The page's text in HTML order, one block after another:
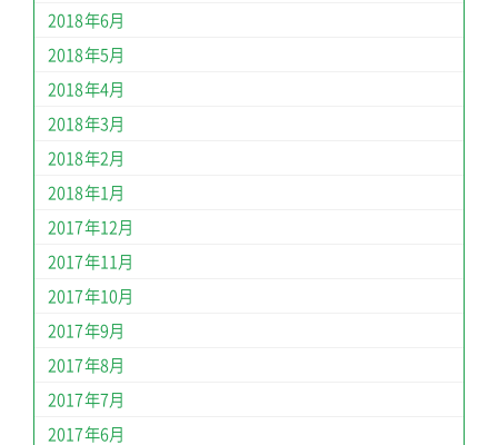
2018年6月
2018年5月
2018年4月
2018年3月
2018年2月
2018年1月
2017年12月
2017年11月
2017年10月
2017年9月
2017年8月
2017年7月
2017年6月